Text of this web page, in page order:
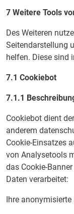
7 Weitere Tools
Des Weiteren
Seitendarstellung
helfen. Diese sind
7.1 Cookiebot
7.1.1
Cookiebot dient
anderem
Cookie-Einsatzes
von Analysetools
das Cookie-
Daten verarbeitet:
Ihre anonymisierte